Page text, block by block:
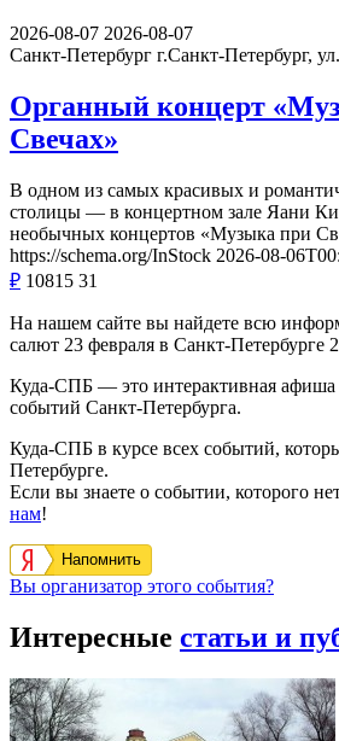
2026-08-07 2026-08-07
Санкт-Петербург г.Санкт-Петербург,
Органный концерт
Свечах»
В одном из самых красивых и
столицы — в концертном зале Яани
необычных концертов «Музыка при
https://schema.org/InStock 2026-08-
₽ 10815 31
На нашем сайте вы найдете всю
салют 23 февраля в Санкт-Петербурге
Куда-СПБ — это интерактивная
событий Санкт-Петербурга.
Куда-СПБ в курсе всех событий,
Петербурге.
Если вы знаете о событии, которого
нам!
Напомнить
Вы организатор этого события?
Интересные статьи и